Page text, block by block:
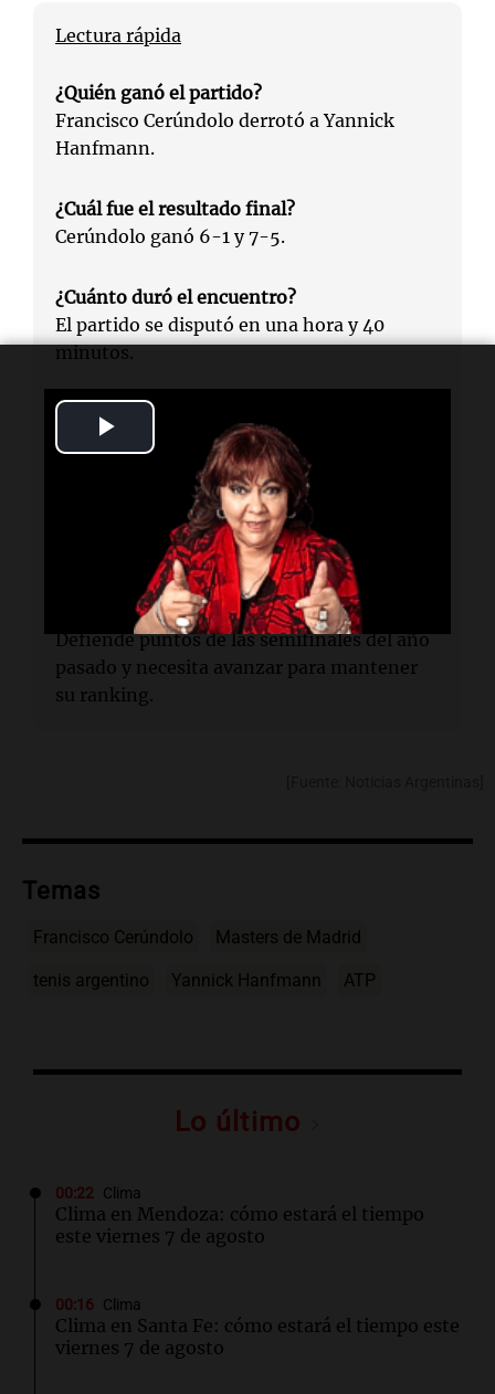
Video
Lectura rápida
¿Quién ganó el partido?
Francisco Cerúndolo derrotó a Yannick
Hanfmann.
¿Cuál fue el resultado final?
Cerúndolo ganó 6-1 y 7-5.
¿Cuánto duró el encuentro?
El partido se disputó en una hora y 40
minutos.
¿A quién se enfrentará en la próxima
ronda?
Cerúndolo jugará contra el ganador del
partido entre su hermano Juan Manuel y
Luciano Darderi.
¿Por qué es importante este torneo para
Cerúndolo?
Defiende puntos de las semifinales del año
pasado y necesita avanzar para mantener
su ranking.
Temas
Francisco Cerúndolo Masters de Madrid
tenis argentino Yannick Hanfmann ATP
Lo último
00:22 Clima
Clima en Mendoza: cómo estará el tiempo
este viernes 7 de agosto
00:16 Clima
Clima en Santa Fe: cómo estará el tiempo este
viernes 7 de agosto